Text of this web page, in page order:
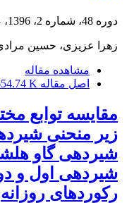
دوره 48، شماره 2، 1396، صفحه
زهرا عزیزی، حسین
مشاهده مقاله
اصل مقاله K
مقایسه توابع
شیردهی گاو
شیردهی اول و
رکوردهای روزانه